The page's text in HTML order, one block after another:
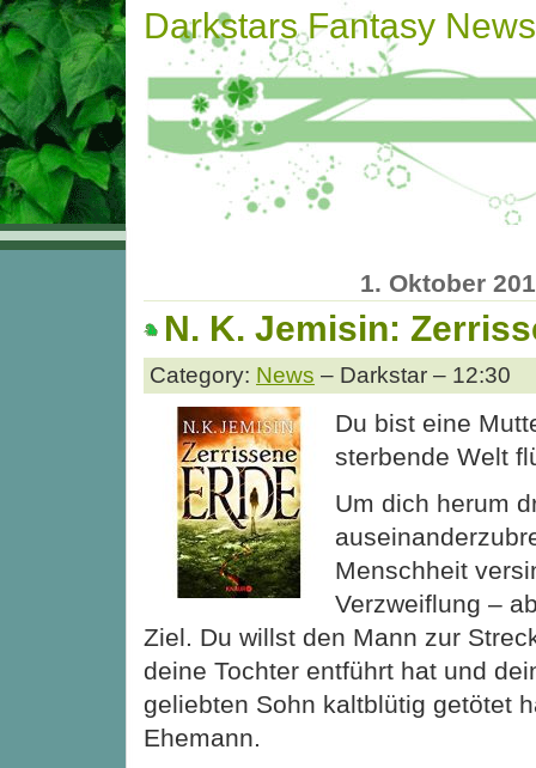
Darkstars Fantasy News
1. Oktober
N. K. Jemisin:
Category: News – Darkstar – 12:30
Du bist eine
sterbende Welt
Um dich herum
Menschheit
Verzweiflung –
Ziel. Du willst den Mann zur
deine Tochter entführt hat und
geliebten Sohn kaltblütig getötet
Ehemann.